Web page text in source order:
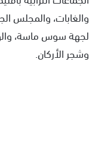
والغابات، والمجلس
لجهة سوس ماسة،
وشجر الأركان.